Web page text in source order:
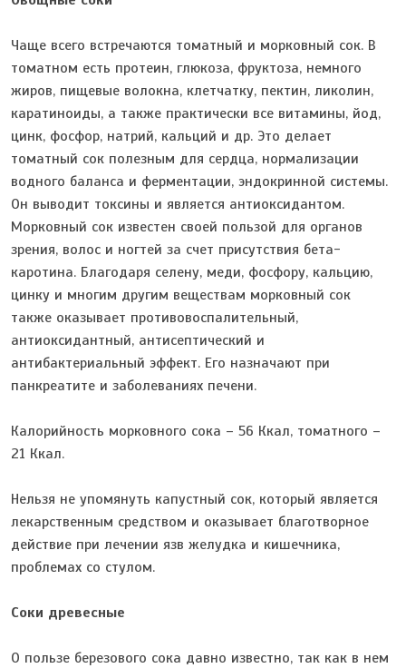
Чаще всего встречаются томатный и морковный сок. В
томатном есть протеин, глюкоза, фруктоза, немного
жиров, пищевые волокна, клетчатку, пектин, ликолин,
каратиноиды, а также практически все витамины, йод,
цинк, фосфор, натрий, кальций и др. Это делает
томатный сок полезным для сердца, нормализации
водного баланса и ферментации, эндокринной системы.
Он выводит токсины и является антиоксидантом.
Морковный сок известен своей пользой для органов
зрения, волос и ногтей за счет присутствия бета-
каротина. Благодаря селену, меди, фосфору, кальцию,
цинку и многим другим веществам морковный сок
также оказывает противовоспалительный,
антиоксидантный, антисептический и
антибактериальный эффект. Его назначают при
панкреатите и заболеваниях печени.
Калорийность морковного сока – 56 Ккал, томатного –
21 Ккал.
Нельзя не упомянуть капустный сок, который является
лекарственным средством и оказывает благотворное
действие при лечении язв желудка и кишечника,
проблемах со стулом.
Соки древесные
О пользе березового сока давно известно, так как в нем